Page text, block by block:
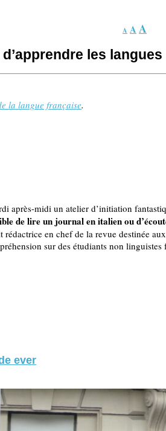
A AA
les langues
la langue française.
après-midi un atelier d’initiation
de lire un journal en italien ou
en chef de la revue destinée
sur des étudiants non
ever